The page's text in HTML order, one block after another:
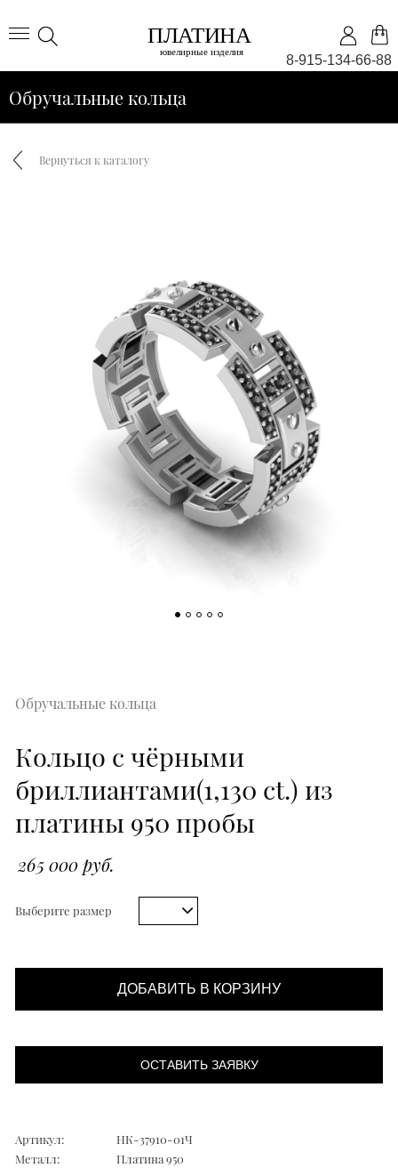
8-915-134-66-88
Обручальные кольца
Вернуться к каталогу
Обручальные кольца
Кольцо с чёрными
бриллиантами(1,130 ct.) из
платины 950 пробы
265 000 руб.
Выберите размер
ДОБАВИТЬ В КОРЗИНУ
ОСТАВИТЬ ЗАЯВКУ
Артикул:
НК-37910-01Ч
Металл:
Платина 950